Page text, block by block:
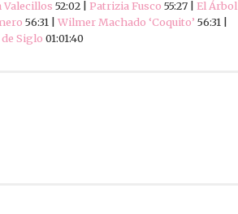
Valecillos 52:02 | Patrizia Fusco 55:27 | El Árbol
56:31 | Wilmer Machado ‘Coquito’ 56:31 |
Siglo 01:01:40